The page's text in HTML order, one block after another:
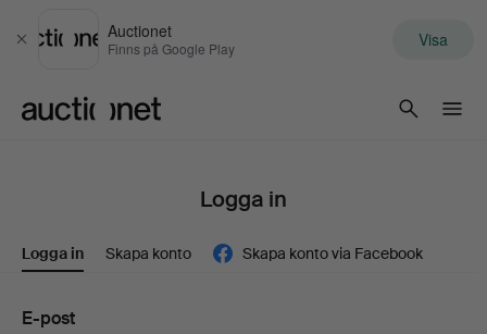
Stäng
Auctionet
Finns på Google Play Visa
Logga in
Logga in Skapa konto Skapa konto via Facebook
E-post